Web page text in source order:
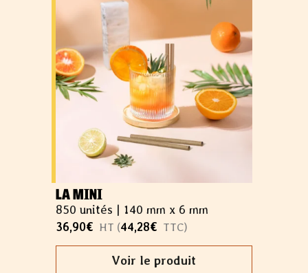
LA MINI
850 unités | 140 mm x 6 mm
36,90€ HT (44,28€ TTC)
Voir le produit